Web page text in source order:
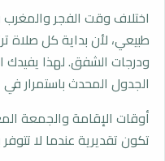
اختلاف وقت الفجر
طبيعي، لأن بداية كل صلاة
ودرجات الشفق. لهذا يفيدك
الجدول المحدث باستمرار في
أوقات الإقامة والجمعة
تكون تقديرية عندما لا